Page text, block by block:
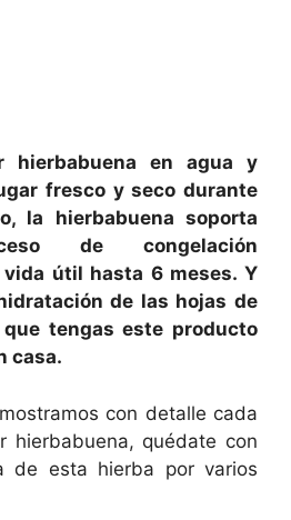
hierbabuena en agua y
fresco y seco durante
la hierbabuena soporta
de congelación
útil hasta 6 meses. Y
de las hojas de
tengas este producto
casa.
con detalle cada
hierbabuena, quédate con
de esta hierba por varios